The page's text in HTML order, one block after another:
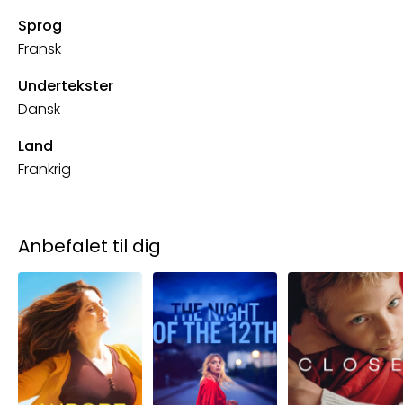
Sprog
Fransk
Undertekster
Dansk
Land
Frankrig
Anbefalet til dig